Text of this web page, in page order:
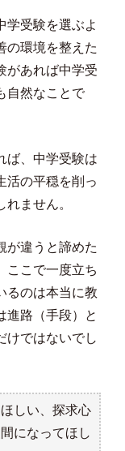
学受験を選ぶよ
の環境を整えた
があれば中学受
自然なことで
ば、中学受験は
活の平穏を削っ
ません。
が違うと諦めた
ここで一度立ち
るのは本当に教
路（手段）と
けではないでし
しい、探求心
になってほし